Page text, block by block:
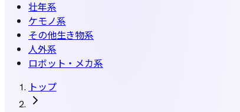
壮年系
ケモノ系
その他生き物系
人外系
ロボット・メカ系
トップ